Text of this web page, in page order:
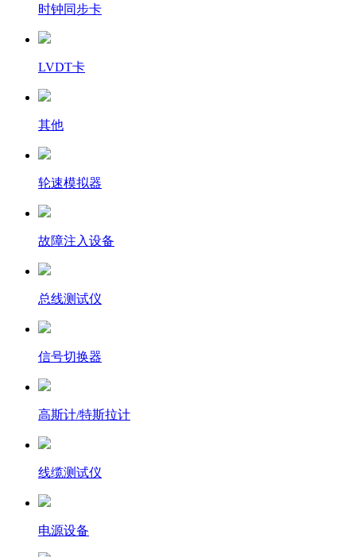
时钟同步卡
LVDT卡
其他
轮速模拟器
故障注入设备
总线测试仪
信号切换器
高斯计/特斯拉计
线缆测试仪
电源设备